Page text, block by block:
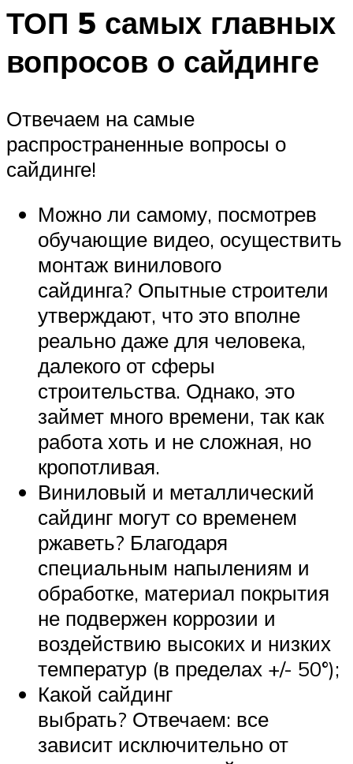
ТОП 5 самых главных
вопросов о сайдинге
Отвечаем на самые
распространенные вопросы о
сайдинге!
Можно ли самому, посмотрев
обучающие видео, осуществить
монтаж винилового
сайдинга? Опытные строители
утверждают, что это вполне
реально даже для человека,
далекого от сферы
строительства. Однако, это
займет много времени, так как
работа хоть и не сложная, но
кропотливая.
Виниловый и металлический
сайдинг могут со временем
ржаветь? Благодаря
специальным напылениям и
обработке, материал покрытия
не подвержен коррозии и
воздействию высоких и низких
температур (в пределах +/- 50°);
Какой сайдинг
выбрать? Отвечаем: все
зависит исключительно от